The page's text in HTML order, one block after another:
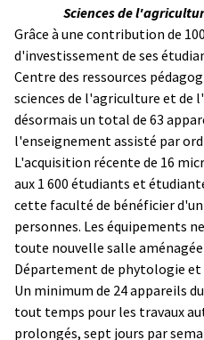
Sciences de
Grâce à une contribution de
d'investissement de ses
Centre des ressources
sciences de l'agriculture et
désormais un total de 63
l'enseignement assisté par
L'acquisition récente de 16
aux 1 600 étudiants et
cette faculté de bénéficier
personnes. Les équipements
toute nouvelle salle
Département de phytologie et
Un minimum de 24 appareils
tout temps pour les travaux
prolongés, sept jours par